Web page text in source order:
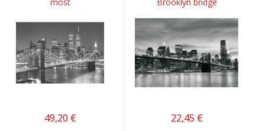
49,20 € 22,45 €